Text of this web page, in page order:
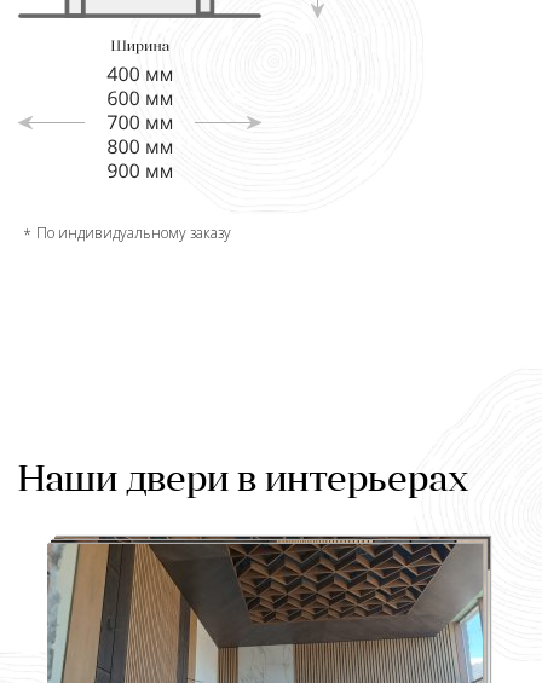
По индивидуальному заказу
Наши двери в интерьерах